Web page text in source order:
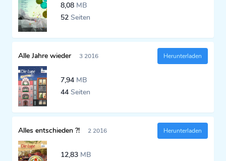
8,08 MB
52 Seiten
Alle Jahre wieder 3 2016
7,94 MB
44 Seiten
Herunterladen
Alles entschieden ?! 2 2016
12,83 MB
Herunterladen